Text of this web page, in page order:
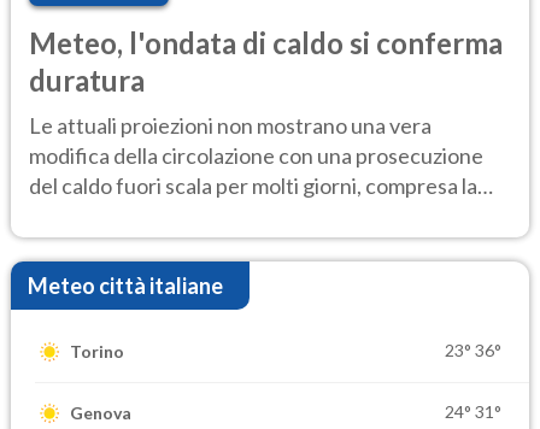
Meteo, l'ondata di caldo si conferma
duratura
Le attuali proiezioni non mostrano una vera
modifica della circolazione con una prosecuzione
del caldo fuori scala per molti giorni, compresa la
Meteo città italiane
Torino 23° 36°
Genova 24° 31°